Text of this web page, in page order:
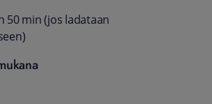
50 min (jos ladataan